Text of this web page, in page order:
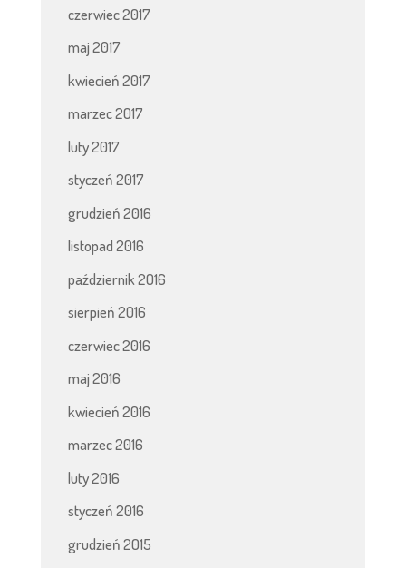
czerwiec 2017
maj 2017
kwiecień 2017
marzec 2017
luty 2017
styczeń 2017
grudzień 2016
listopad 2016
październik 2016
sierpień 2016
czerwiec 2016
maj 2016
kwiecień 2016
marzec 2016
luty 2016
styczeń 2016
grudzień 2015